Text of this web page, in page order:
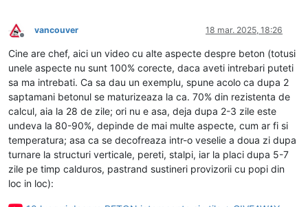
Deconectat
vancouver 18 mar. 2025, 18:26
Cine are chef, aici un video cu alte aspecte despre beton (totusi
unele aspecte nu sunt 100% corecte, daca aveti intrebari puteti
sa ma intrebati. Ca sa dau un exemplu, spune acolo ca dupa 2
saptamani betonul se maturizeaza la ca. 70% din rezistenta de
calcul, aia la 28 de zile; ori nu e asa, deja dupa 2-3 zile este
undeva la 80-90%, depinde de mai multe aspecte, cum ar fi si
temperatura; asa ca se decofreaza intr-o veselie a doua zi dupa
turnare la structuri verticale, pereti, stalpi, iar la placi dupa 5-7
zile pe timp calduros, pastrand sustineri provizorii cu popi din
loc in loc):